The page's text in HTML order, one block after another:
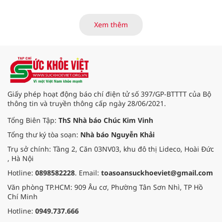
binh và người có công Long Đất
đem đến hơi ấm từ những phương
pháp Nam y thuần Việt, giúp xoa
dịu cơn đau và nâng cao sức khỏe
cho các cựu chiến binh trước sự
thay đổi đột ngột của thời tiết.
Xem thêm
Giấy phép hoạt động báo chí điện tử số 397/GP-BTTTT của Bộ
thông tin và truyền thông cấp ngày 28/06/2021.
Tổng Biên Tập: ThS Nhà báo Chúc Kim Vinh
Tổng thư ký tòa soạn: Nhà báo Nguyễn Khải
Trụ sở chính: Tầng 2, Căn 03NV03, khu đô thị Lideco, Hoài Đức
, Hà Nội
Hotline: 0898582228. Email: toasoansuckhoeviet@gmail.com
Văn phòng TP.HCM: 909 Âu cơ, Phường Tân Sơn Nhì, TP Hồ
Chí Minh
Hotline: 0949.737.666